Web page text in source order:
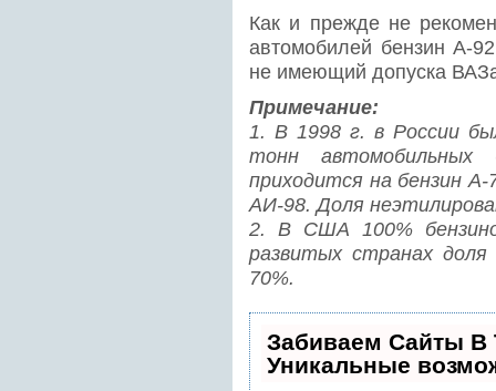
Как и прежде не
автомобилей бензин А-
не имеющий допуска
Примечание:
1. В 1998 г. в России
тонн
приходится на бензин
АИ-98. Доля
2. В США 100%
развитых странах доля
70%.
Забиваем Сайты
Уникальные